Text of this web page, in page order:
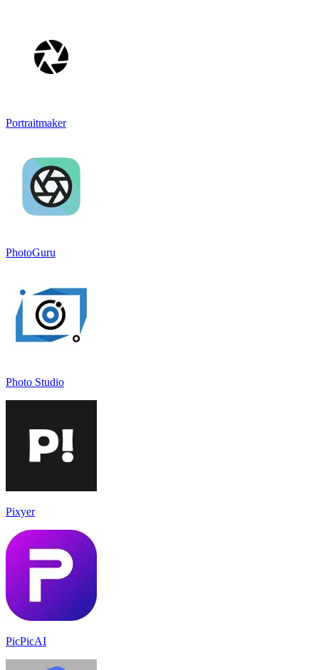
Portraitmaker
PhotoGuru
Photo Studio
Pixyer
PicPicAI